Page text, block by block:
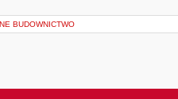
BUDOWNICTWO